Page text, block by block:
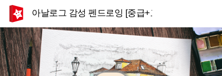
아날로그 감성 펜드로잉 [중급+고급]